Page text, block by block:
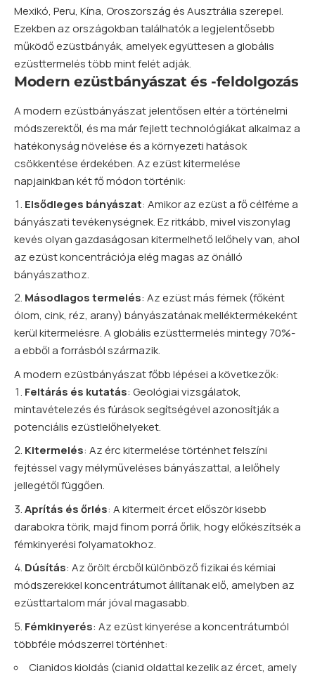
Mexikó, Peru, Kína, Oroszország és Ausztrália szerepel.
Ezekben az országokban találhatók a legjelentősebb
működő ezüstbányák, amelyek együttesen a globális
ezüsttermelés több mint felét adják.
Modern ezüstbányászat és -feldolgozás
A modern ezüstbányászat jelentősen eltér a történelmi
módszerektől, és ma már fejlett technológiákat alkalmaz a
hatékonyság növelése és a környezeti hatások
csökkentése érdekében. Az ezüst kitermelése
napjainkban két fő módon történik:
Elsődleges bányászat: Amikor az ezüst a fő célféme a
bányászati tevékenységnek. Ez ritkább, mivel viszonylag
kevés olyan gazdaságosan kitermelhető lelőhely van, ahol
az ezüst koncentrációja elég magas az önálló
bányászathoz.
Másodlagos termelés: Az ezüst más fémek (főként
ólom, cink, réz, arany) bányászatának melléktermékeként
kerül kitermelésre. A globális ezüsttermelés mintegy 70%-
a ebből a forrásból származik.
A modern ezüstbányászat főbb lépései a következők:
Feltárás és kutatás: Geológiai vizsgálatok,
mintavételezés és fúrások segítségével azonosítják a
potenciális ezüstlelőhelyeket.
Kitermelés: Az érc kitermelése történhet felszíni
fejtéssel vagy mélyműveléses bányászattal, a lelőhely
jellegétől függően.
Aprítás és őrlés: A kitermelt ércet először kisebb
darabokra törik, majd finom porrá őrlik, hogy előkészítsék a
fémkinyerési folyamatokhoz.
Dúsítás: Az őrölt ércből különböző fizikai és kémiai
módszerekkel koncentrátumot állítanak elő, amelyben az
ezüsttartalom már jóval magasabb.
Fémkinyerés: Az ezüst kinyerése a koncentrátumból
többféle módszerrel történhet:
Cianidos kioldás (cianid oldattal kezelik az ércet, amely